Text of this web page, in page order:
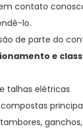
contato
lo.
de parte do
e
talhas elétricas